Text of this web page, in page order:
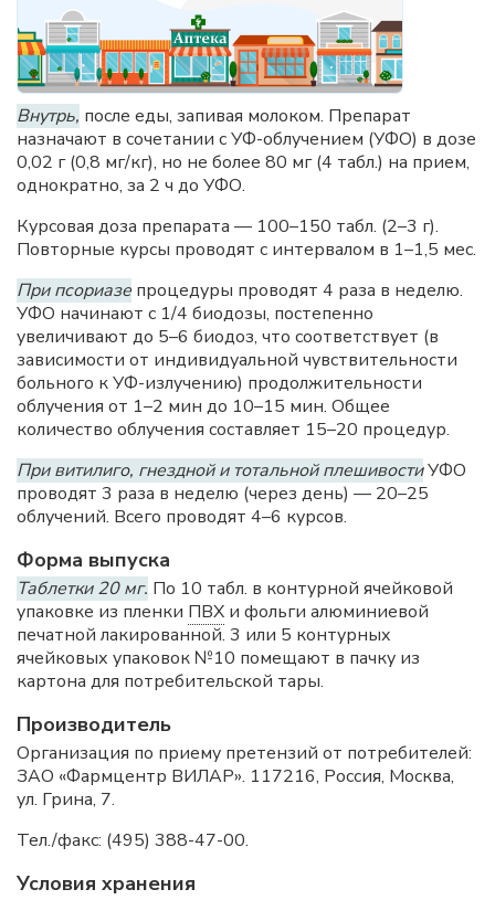
Внутрь, после еды, запивая молоком. Препарат
назначают в сочетании с УФ-облучением (УФО) в дозе
0,02 г (0,8 мг/кг), но не более 80 мг (4 табл.) на прием,
однократно, за 2 ч до УФО.
Курсовая доза препарата — 100–150 табл. (2–3 г).
Повторные курсы проводят с интервалом в 1–1,5 мес.
При псориазе процедуры проводят 4 раза в неделю.
УФО начинают с 1/4 биодозы, постепенно
увеличивают до 5–6 биодоз, что соответствует (в
зависимости от индивидуальной чувствительности
больного к УФ-излучению) продолжительности
облучения от 1–2 мин до 10–15 мин. Общее
количество облучения составляет 15–20 процедур.
При витилиго, гнездной и тотальной плешивостиУФО
проводят 3 раза в неделю (через день) — 20–25
облучений. Всего проводят 4–6 курсов.
Форма выпуска
Таблетки 20 мг. По 10 табл. в контурной ячейковой
упаковке из пленки ПВХ и фольги алюминиевой
печатной лакированной. 3 или 5 контурных
ячейковых упаковок №10 помещают в пачку из
картона для потребительской тары.
Производитель
Организация по приему претензий от потребителей:
ЗАО «Фармцентр ВИЛАР». 117216, Россия, Москва,
ул. Грина, 7.
Тел./факс: (495) 388-47-00.
Условия хранения